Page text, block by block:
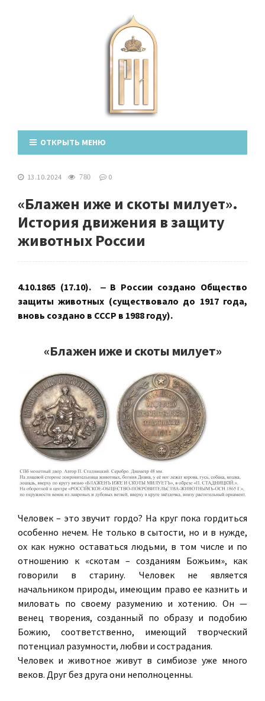
ОТКРЫТЬ МЕНЮ
13.10.2024 780 0
«Блажен иже и скоты милует».
История движения в защиту
животных России
4.10.1865 (17.10). ‒ В России создано Общество
защиты животных (существовало до 1917 года,
вновь создано в СССР в 1988 году).
«Блажен иже и скоты милует»
Человек – это звучит гордо? На круг пока гордиться
особенно нечем. Не только в сытости, но и в нужде,
ох как нужно оставаться людьми, в том числе и по
отношению к «скотам – созданиям Божьим», как
говорили в старину. Человек не является
начальником природы, имеющим право ее казнить и
миловать по своему разумению и хотению. Он —
венец творения, созданный по образу и подобию
Божию, соответственно, имеющий творческий
потенциал разумности, любви и сострадания.
Человек и животное живут в симбиозе уже много
веков. Друг без друга они неполноценны.